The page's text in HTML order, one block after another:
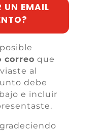
UN EMAIL
correo que
al
debe
e incluir